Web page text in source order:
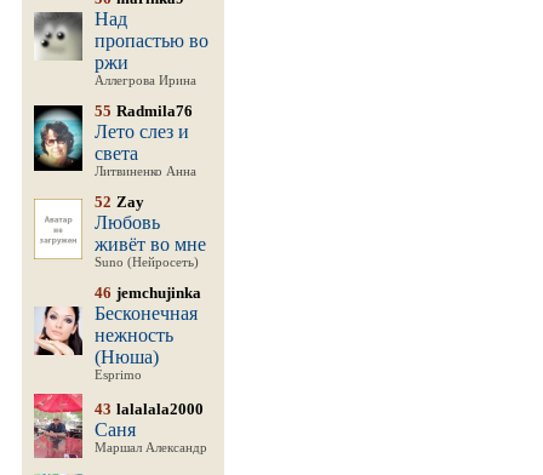
Над
пропастью во
ржи
Аллегрова Ирина
55 Radmila76
Лето слез и
света
Литвиненко Анна
52 Zay
Любовь
живёт во мне
Suno (Нейросеть)
46 jemchujinka
Бесконечная
нежность
(Нюша)
Esprimo
43 lalalala2000
Саня
Маршал Александр